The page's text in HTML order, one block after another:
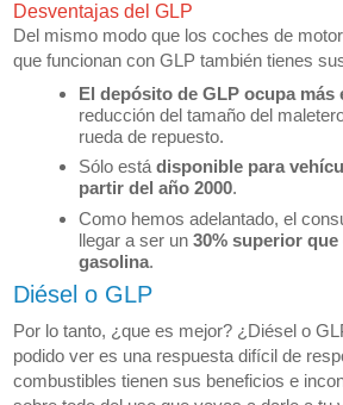
Desventajas del GLP
Del mismo modo que los coches de
que funcionan con GLP también tienes
El depósito de GLP ocupa
reducción del tamaño del
rueda de repuesto.
Sólo estádisponible para
partir del año 2000.
Como hemos adelantado, el
llegar a ser un30% superior
gasolina.
Diésel o GLP
Por lo tanto, ¿que es mejor? ¿Diésel o
podido ver es una respuesta difícil de
combustibles tienen sus beneficios e